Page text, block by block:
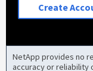
Create
NetApp provides no
accuracy or reliability